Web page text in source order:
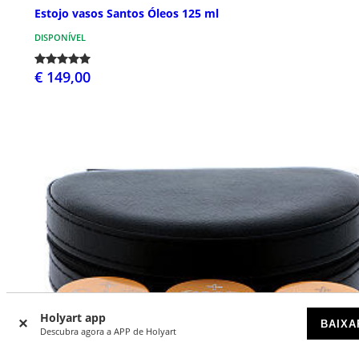
Holyart app
Descubra agora a APP de Holyart
Estojo vasos Santos Óleos 125 ml
DISPONÍVEL
€ 149,00